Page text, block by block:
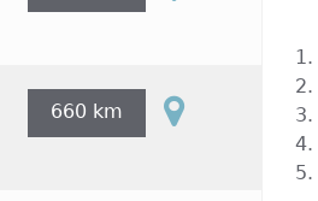
660 km
1.
2.
3.
4.
5.